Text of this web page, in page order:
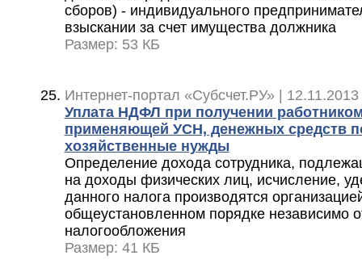
сборов) - индивидуального
взыскании за счет имущества должника
Размер: 53 КБ
Интернет-портал «Субсчет.РУ» |
Уплата НДФЛ при получении
применяющей УСН, денежных средств
хозяйственные нужды
Определение дохода сотрудника,
на доходы физических лиц, исчисление,
данного налога производятся
общеустановленном порядке независимо
налогообложения
Размер: 41 КБ